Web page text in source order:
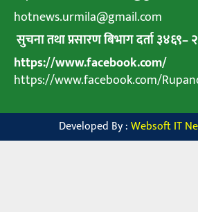
hotnews.urmila@gmail.com
सुचना तथा प्रसारण बिभाग दर्ता ३४६९–
https://www.facebook.com/
https://www.facebook.com/
Developed By :Websoft IT